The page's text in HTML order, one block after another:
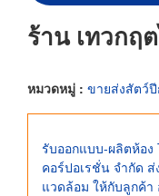
ร้าน เทวกฤ
หมวดหมู่ : ขายส่งสัตว์
รับออกแบบ-ผลิตห้อง
คอร์ปอเรชั่น จำกัด
แวดล้อม ให้กับลูกค้า